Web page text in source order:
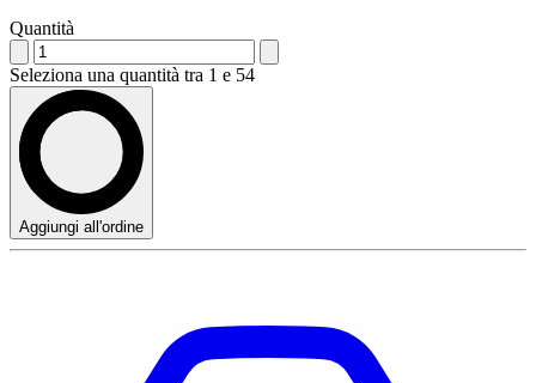
Quantità
Seleziona una quantità tra 1 e 54
Aggiungi all'ordine